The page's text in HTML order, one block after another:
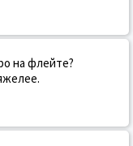
на флейте?